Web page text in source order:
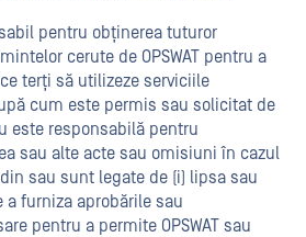
pentru obținerea tuturor
cerute de OPSWAT pentru a
terți să utilizeze serviciile
cum este permis sau solicitat de
este responsabilă pentru
sau alte acte sau omisiuni în cazul
sau sunt legate de (i) lipsa sau
furniza aprobările sau
pentru a permite OPSWAT sau